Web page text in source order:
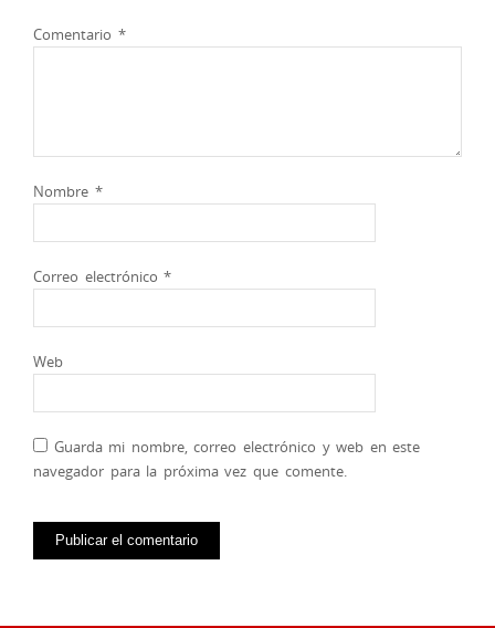
Comentario *
Nombre *
Correo electrónico*
Web
Guarda mi nombre, correo electrónico y web en este
navegador para la próxima vez que comente.